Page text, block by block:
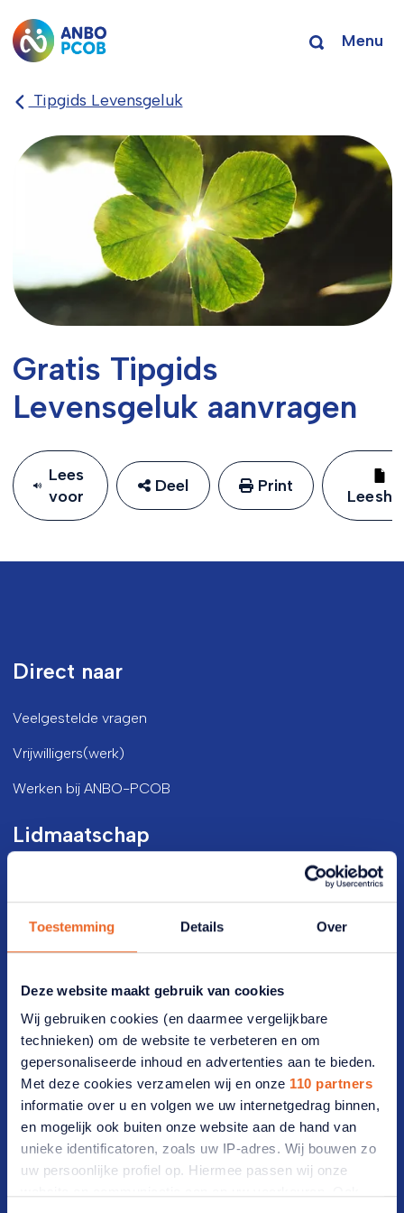
Toestemming Details Over
Deze website maakt gebruik van cookies
Wij gebruiken cookies (en daarmee vergelijkbare
technieken) om de website te verbeteren en om
gepersonaliseerde inhoud en advertenties aan te bieden.
Met deze cookies verzamelen wij en onze 110 partners
informatie over u en volgen we uw internetgedrag binnen,
en mogelijk ook buiten onze website aan de hand van
unieke identificatoren, zoals uw IP-adres. Wij bouwen zo
uw persoonlijke profiel op. Hiermee passen wij onze
Menu
Tipgids Levensgeluk
Gratis Tipgids
Levensgeluk aanvragen
Lees
voor
Deel Print
Direct naar
Veelgestelde vragen
Vrijwilligers(werk)
Werken bij ANBO-PCOB
Lidmaatschap
Opzeggen
Bezoekadres
Vijzelmolenlaan 20-22 3447 GX Woerden
Postadres
Postbus 2012 3440 DA Woerden
Ledenservice